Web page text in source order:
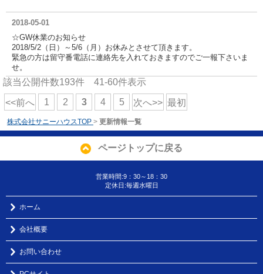
2018-05-01
☆GW休業のお知らせ
2018/5/2（日）～5/6（月）お休みとさせて頂きます。
緊急の方は留守番電話に連絡先を入れておきますのでご一報下さいま
せ。
該当公開件数193件 41-60件表示
<<前へ 1 2 3 4 5 次へ>> 最初
株式会社サニーハウスTOP > 更新情報一覧
ページトップに戻る
営業時間:9：30～18：30
定休日:毎週水曜日
ホーム
会社概要
お問い合わせ